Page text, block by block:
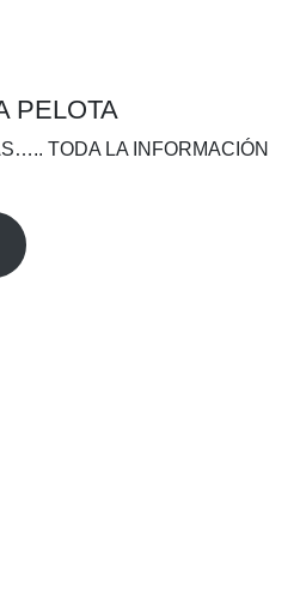
PELOTA
TODA LA INFORMACIÓN